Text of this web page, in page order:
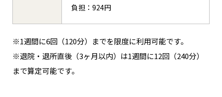
負担：924円
※1週間に6回（120分）までを限度に利用可能です。
※退院・退所直後（3ヶ月以内）は1週間に12回（240分）
まで算定可能です。